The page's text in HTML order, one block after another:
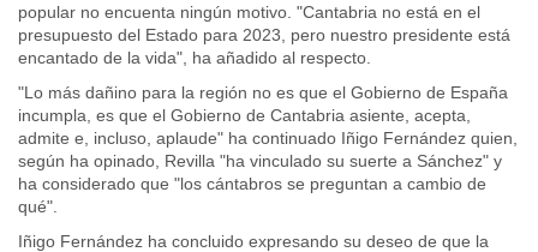
popular no encuenta ningún motivo. "Cantabria no está en el
presupuesto del Estado para 2023, pero nuestro presidente está
encantado de la vida", ha añadido al respecto.
"Lo más dañino para la región no es que el Gobierno de España
incumpla, es que el Gobierno de Cantabria asiente, acepta,
admite e, incluso, aplaude" ha continuado Iñigo Fernández quien,
según ha opinado, Revilla "ha vinculado su suerte a Sánchez" y
ha considerado que "los cántabros se preguntan a cambio de
qué".
Iñigo Fernández ha concluido expresando su deseo de que la